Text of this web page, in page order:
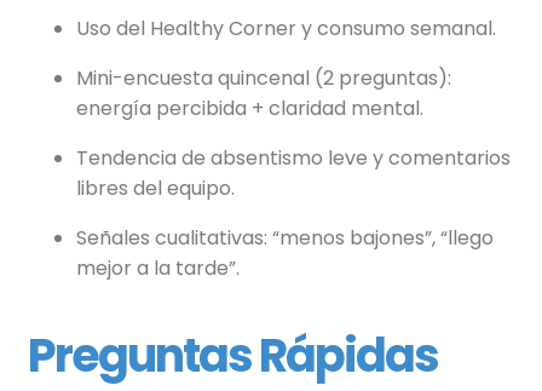
Uso del Healthy Corner y consumo semanal.
Mini-encuesta quincenal (2 preguntas):
energía percibida + claridad mental.
Tendencia de absentismo leve y comentarios
libres del equipo.
Señales cualitativas: “menos bajones”, “llego
mejor a la tarde”.
Preguntas Rápidas